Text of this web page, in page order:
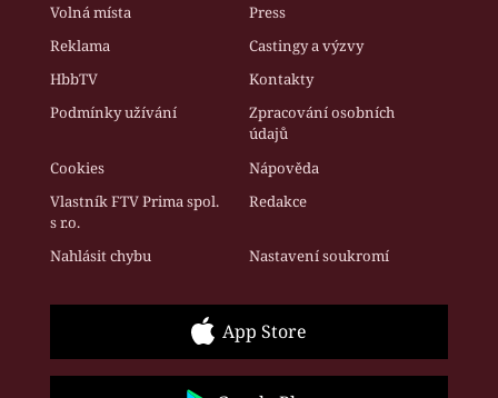
Volná místa
Press
Reklama
Castingy a výzvy
HbbTV
Kontakty
Podmínky užívání
Zpracování osobních
údajů
Cookies
Nápověda
Vlastník FTV Prima spol.
s r.o.
Redakce
Nahlásit chybu Nastavení soukromí
App Store